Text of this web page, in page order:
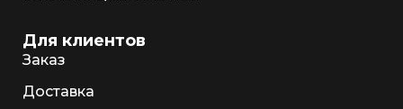
Для клиентов
Заказ
Доставка